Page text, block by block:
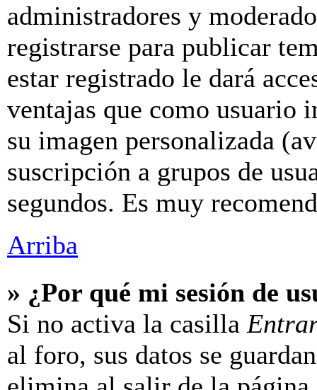
administradores y
registrarse para publicar
estar registrado le dará
ventajas que como usuario
su imagen personalizada
suscripción a grupos de
segundos. Es muy
Arriba
» ¿Por qué mi sesión de
Si no activa la casilla
al foro, sus datos se